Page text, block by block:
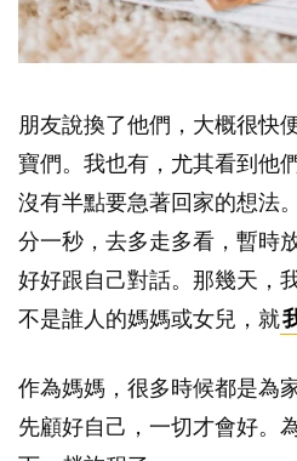
朋友說換了他們，大概很快
寶們。我也有，尤其看到他
沒有半點要急著回家的想法
分一秒，去多走多看，暫時
好好跟自己對話。那幾天，
不是誰人的媽媽或女兒，就
作為媽媽，很多時候都是為
先顧好自己，一切才會好。